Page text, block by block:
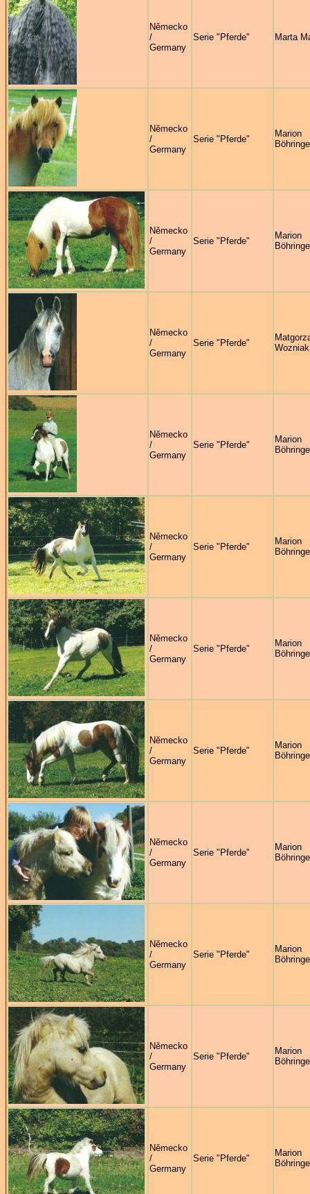
Německo
/
Germany
Serie "Pferde" Marta
Německo
/
Germany
Serie "Pferde"
Marion
Německo
/
Germany
Serie "Pferde"
Marion
Německo
/
Germany
Serie "Pferde"
Wozniak
Německo
/
Germany
Serie "Pferde"
Marion
Německo
/
Germany
Serie "Pferde"
Marion
Německo
/
Germany
Serie "Pferde"
Marion
Německo
/
Germany
Serie "Pferde"
Marion
Německo
/
Germany
Serie "Pferde"
Marion
Německo
/
Germany
Serie "Pferde"
Marion
Německo
/
Germany
Serie "Pferde"
Marion
Německo
/
Germany
Serie "Pferde"
Marion